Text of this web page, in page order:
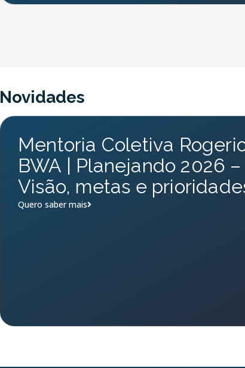
Novidades
Mentoria Coletiva
BWA | Planejando 2026 –
Visão, metas e
Quero saber mais